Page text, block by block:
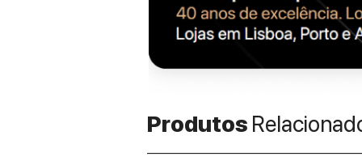
Produtos